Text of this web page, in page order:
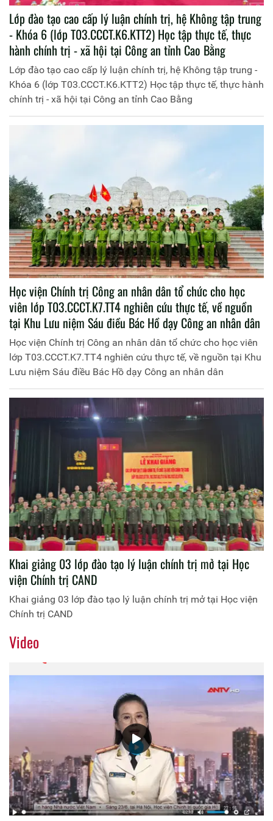
Lớp đào tạo cao cấp lý luận chính trị, hệ Không tập trung
- Khóa 6 (lớp T03.CCCT.K6.KTT2) Học tập thực tế, thực
hành chính trị - xã hội tại Công an tỉnh Cao Bằng
Lớp đào tạo cao cấp lý luận chính trị, hệ Không tập trung -
Khóa 6 (lớp T03.CCCT.K6.KTT2) Học tập thực tế, thực hành
chính trị - xã hội tại Công an tỉnh Cao Bằng
Học viện Chính trị Công an nhân dân tổ chức cho học
viên lớp T03.CCCT.K7.TT4 nghiên cứu thực tế, về nguồn
tại Khu Lưu niệm Sáu điều Bác Hồ dạy Công an nhân dân
Học viện Chính trị Công an nhân dân tổ chức cho học viên
lớp T03.CCCT.K7.TT4 nghiên cứu thực tế, về nguồn tại Khu
Lưu niệm Sáu điều Bác Hồ dạy Công an nhân dân
Khai giảng 03 lớp đào tạo lý luận chính trị mở tại Học
viện Chính trị CAND
Khai giảng 03 lớp đào tạo lý luận chính trị mở tại Học viện
Chính trị CAND
Video